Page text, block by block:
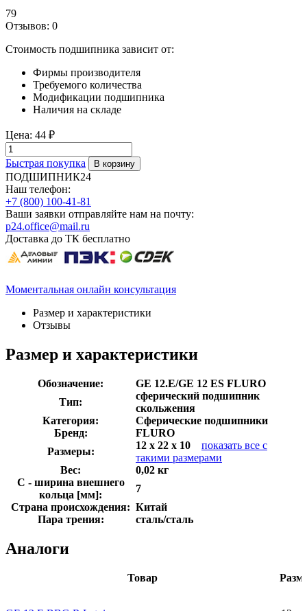
79
Отзывов: 0
Стоимость подшипника зависит от:
Фирмы производителя
Требуемого количества
Модификации подшипника
Наличия на складе
Цена: 44 ₽
Быстрая покупка
ПОДШИПНИК24
Наш телефон:
+7 (800) 100-41-81
Ваши заявки отправляйте нам на почту:
p24.office@mail.ru
Доставка до ТК бесплатно
Моментальная онлайн консультация
Размер и характеристики
Отзывы
Размер и характеристики
Обозначение:
GE 12.E/GE 12 ES FLURO
Тип:
сферический подшипник
скольжения
Категория:
Сферические подшипники
Бренд:
FLURO
Размеры:
12 x 22 x 10
показать все с
такими размерами
Вес:
0,02 кг
C - ширина внешнего
кольца [мм]:
7
Страна происхождения: Китай
Пара трения:
сталь/сталь
Аналоги
Товар